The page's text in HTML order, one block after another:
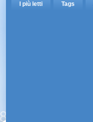
I più letti Tags